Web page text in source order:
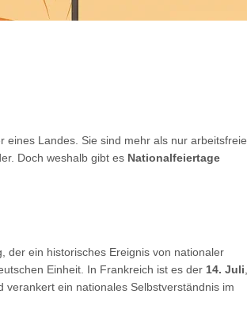
eines Landes. Sie sind mehr als nur arbeitsfreie
Doch weshalb gibt es Nationalfeiertage
der ein historisches Ereignis von nationaler
Einheit. In Frankreich ist es der 14. Juli
ein nationales Selbstverständnis im